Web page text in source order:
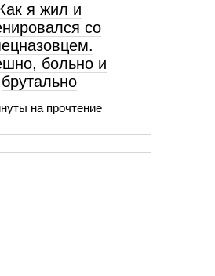
я жил и
со
больно и
брутально
на прочтение